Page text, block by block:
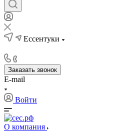
Ессентуки
Заказать звонок
E-mail
Войти
О компания